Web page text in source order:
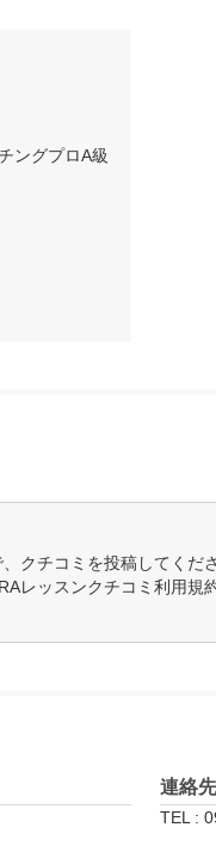
ングプロA級
クチコミを投稿してくだ
レッスンクチコミ利用規
連絡先
TEL :